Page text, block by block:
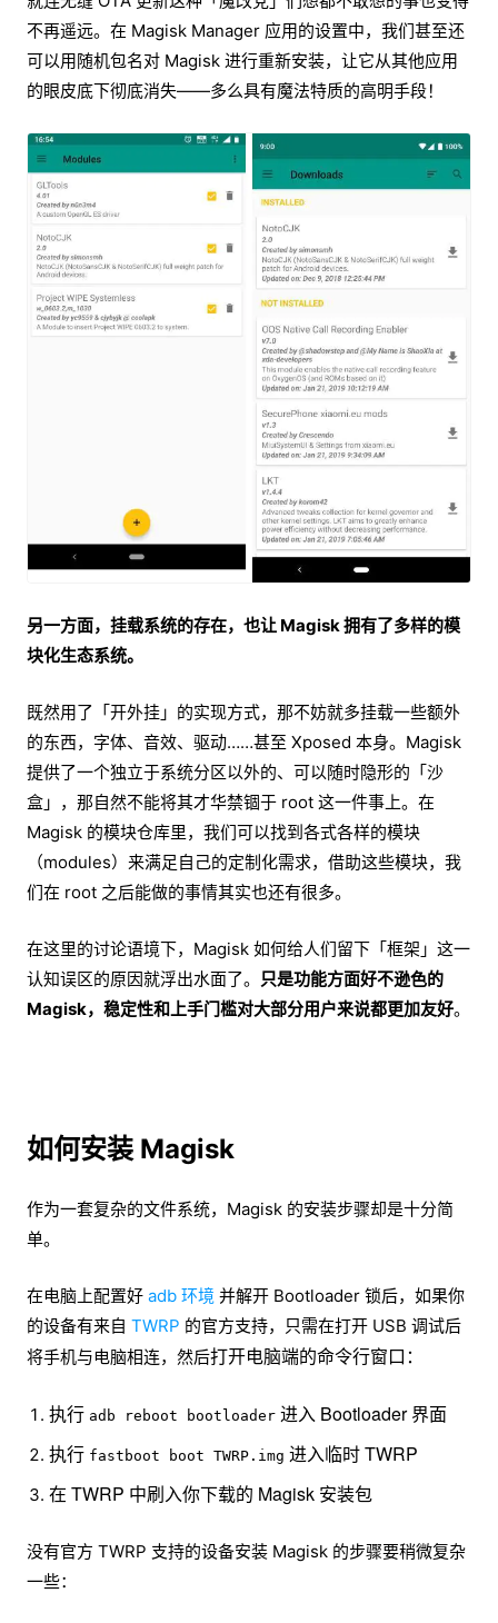
不再遥远。在 Magisk Manager 应用的设置中，我们甚至还
可以用随机包名对 Magisk 进行重新安装，让它从其他应用
的眼皮底下彻底消失——多么具有魔法特质的高明手段！
另一方面，挂载系统的存在，也让 Magisk 拥有了多样的模
块化生态系统。
既然用了「开外挂」的实现方式，那不妨就多挂载一些额外
的东西，字体、音效、驱动……甚至 Xposed 本身。Magisk
提供了一个独立于系统分区以外的、可以随时隐形的「沙
盒」，那自然不能将其才华禁锢于 root 这一件事上。在
Magisk 的模块仓库里，我们可以找到各式各样的模块
（modules）来满足自己的定制化需求，借助这些模块，我
们在 root 之后能做的事情其实也还有很多。
在这里的讨论语境下，Magisk 如何给人们留下「框架」这一
认知误区的原因就浮出水面了。 只是功能方面好不逊色的
Magisk，稳定性和上手门槛对大部分用户来说都更加友好。
如何安装 Magisk
作为一套复杂的文件系统，Magisk 的安装步骤却是十分简
单。
在电脑上配置好 adb 环境 并解开 Bootloader 锁后，如果你
的设备有来自 TWRP 的官方支持，只需在打开 USB 调试后
将手机与电脑相连，然后打开电脑端的命令行窗口：
执行 adb reboot bootloader 进入 Bootloader 界面
执行 fastboot boot TWRP.img 进入临时 TWRP
在 TWRP 中刷入你下载的 Magisk 安装包
没有官方 TWRP 支持的设备安装 Magisk 的步骤要稍微复杂
一些：